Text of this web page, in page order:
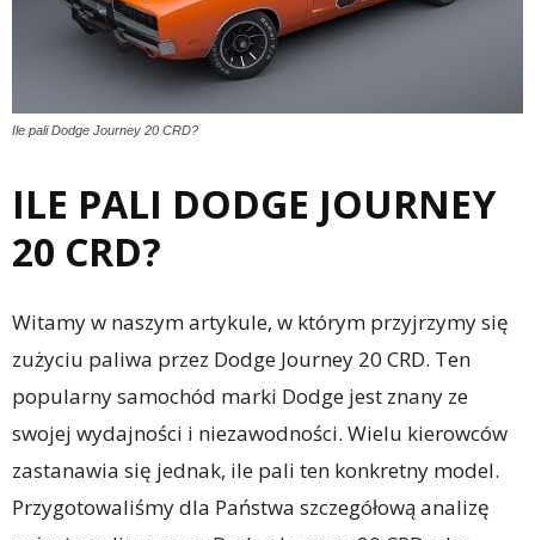
Ile pali Dodge Journey 20 CRD?
ILE PALI DODGE JOURNEY
20 CRD?
Witamy w naszym artykule, w którym przyjrzymy się
zużyciu paliwa przez Dodge Journey 20 CRD. Ten
popularny samochód marki Dodge jest znany ze
swojej wydajności i niezawodności. Wielu kierowców
zastanawia się jednak, ile pali ten konkretny model.
Przygotowaliśmy dla Państwa szczegółową analizę